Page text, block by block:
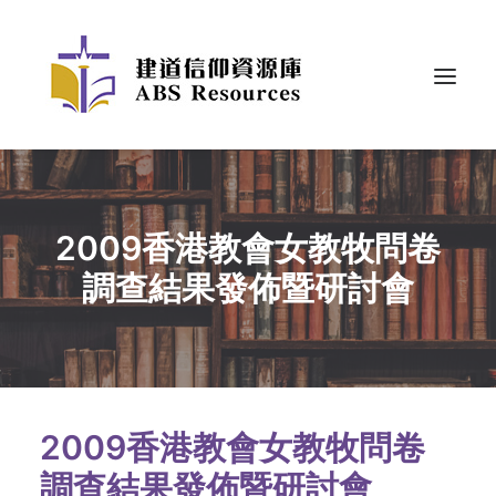
2009香港教會女教牧問卷
調查結果發佈暨研討會
2009香港教會女教牧問卷
調查結果發佈暨研討會